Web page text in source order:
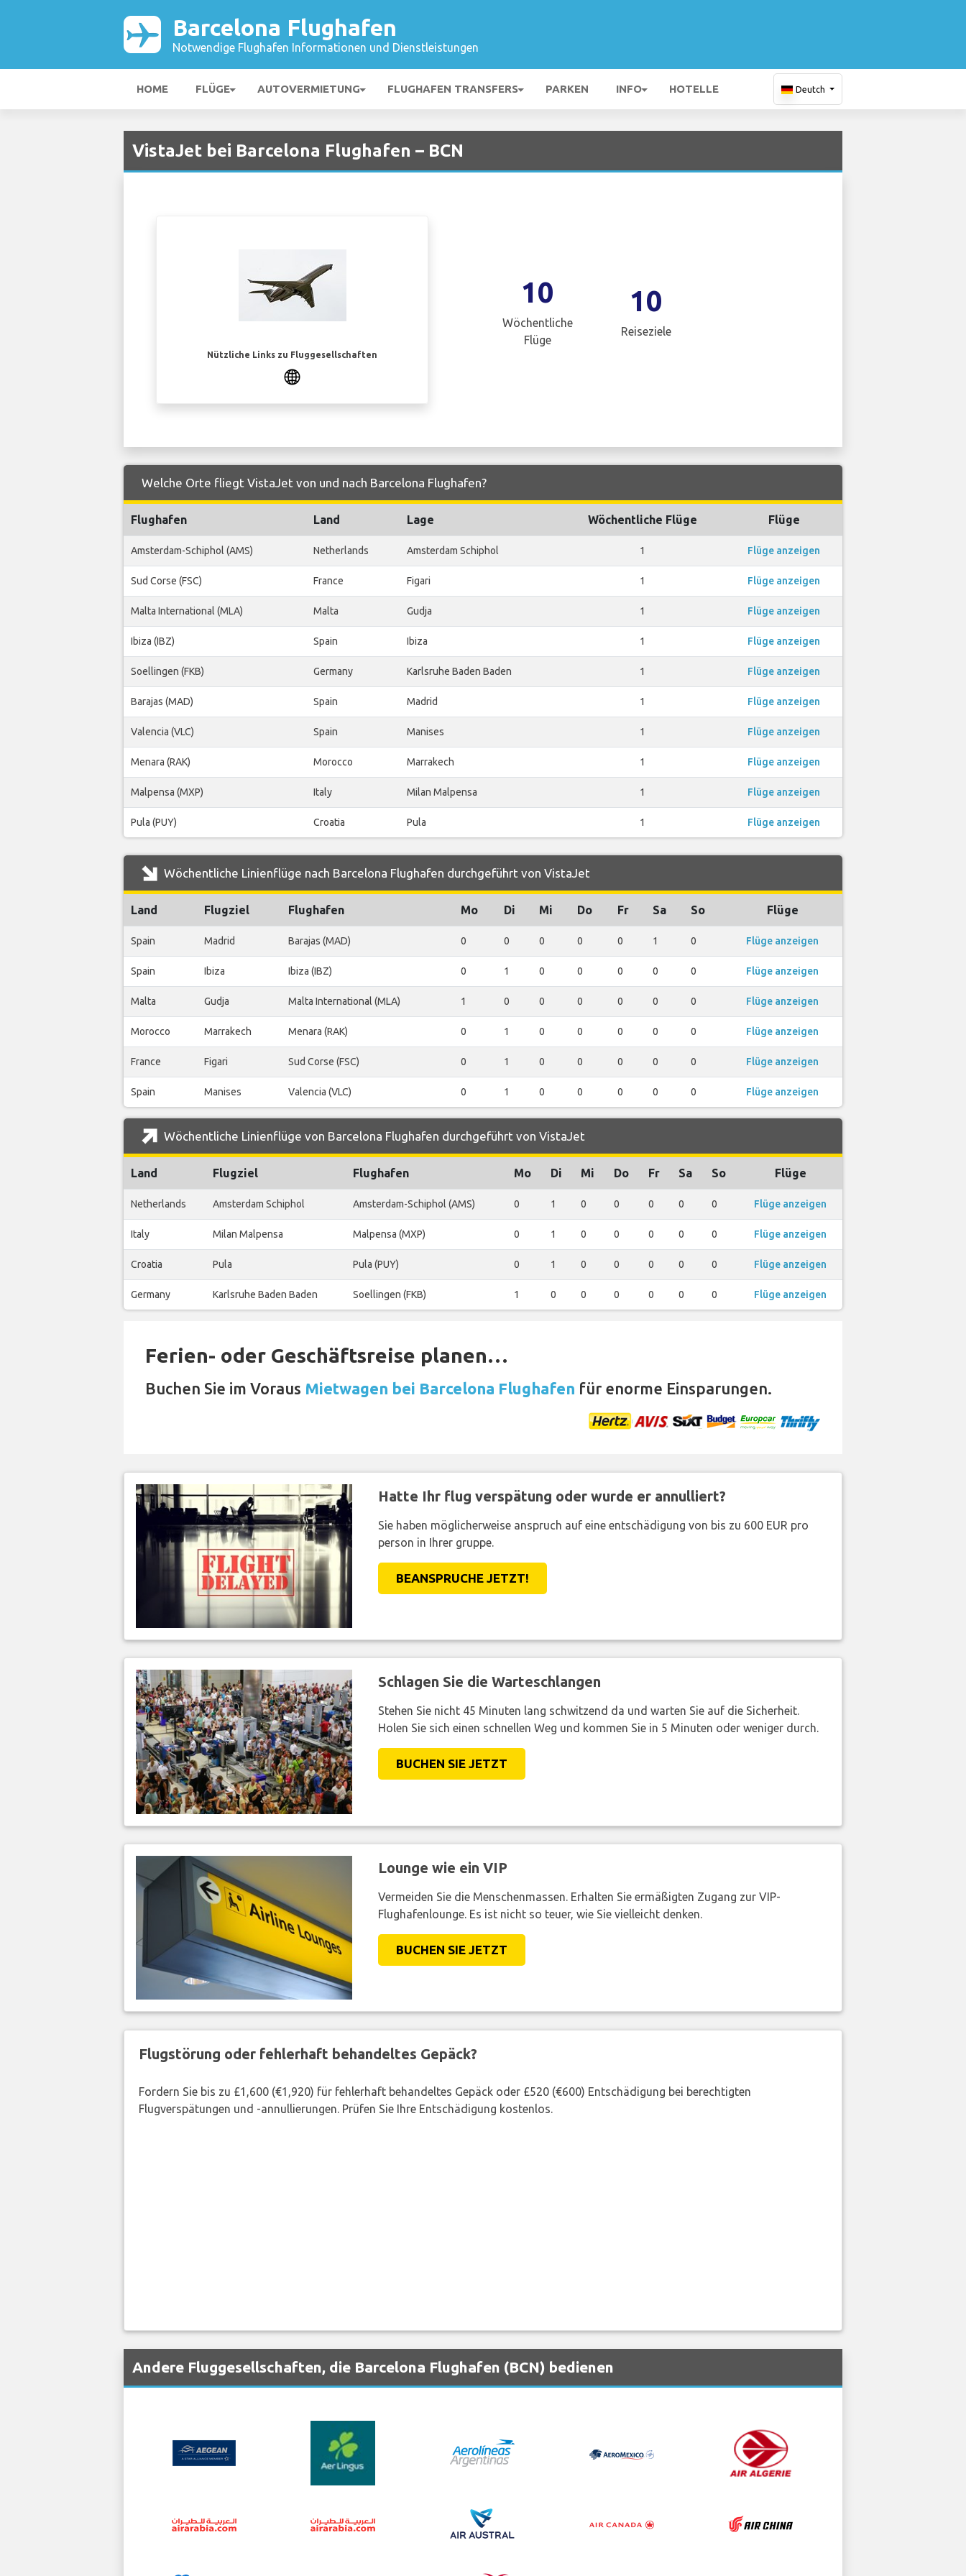
Barcelona Flughafen
Notwendige Flughafen Informationen und Dienstleistungen
HOME FLÜGE AUTOVERMIETUNG FLUGHAFEN TRANSFERS PARKEN INFO HOTELLE Deutch
VistaJet bei Barcelona Flughafen – BCN
Nützliche Links zu Fluggesellschaften
10
Wöchentliche
Flüge
10
Reiseziele
Welche Orte fliegt VistaJet von und nach Barcelona Flughafen?
Flughafen Land Lage Wöchentliche Flüge Flüge
Amsterdam-Schiphol (AMS) Netherlands Amsterdam Schiphol 1 Flüge anzeigen
Sud Corse (FSC) France Figari 1 Flüge anzeigen
Malta International (MLA) Malta Gudja 1 Flüge anzeigen
Ibiza (IBZ) Spain Ibiza 1 Flüge anzeigen
Soellingen (FKB) Germany Karlsruhe Baden Baden 1 Flüge anzeigen
Barajas (MAD) Spain Madrid 1 Flüge anzeigen
Valencia (VLC) Spain Manises 1 Flüge anzeigen
Menara (RAK) Morocco Marrakech 1 Flüge anzeigen
Malpensa (MXP) Italy Milan Malpensa 1 Flüge anzeigen
Pula (PUY) Croatia Pula 1 Flüge anzeigen
Wöchentliche Linienflüge nach Barcelona Flughafen durchgeführt von VistaJet
Land Flugziel Flughafen Mo Di Mi Do Fr Sa So Flüge
Spain Madrid Barajas (MAD) 0 0 0 0 0 1 0 Flüge anzeigen
Spain Ibiza Ibiza (IBZ) 0 1 0 0 0 0 0 Flüge anzeigen
Malta Gudja Malta International (MLA) 1 0 0 0 0 0 0 Flüge anzeigen
Morocco Marrakech Menara (RAK) 0 1 0 0 0 0 0 Flüge anzeigen
France Figari Sud Corse (FSC) 0 1 0 0 0 0 0 Flüge anzeigen
Spain Manises Valencia (VLC) 0 1 0 0 0 0 0 Flüge anzeigen
Wöchentliche Linienflüge von Barcelona Flughafen durchgeführt von VistaJet
Land Flugziel Flughafen Mo Di Mi Do Fr Sa So Flüge
Netherlands Amsterdam Schiphol Amsterdam-Schiphol (AMS) 0 1 0 0 0 0 0 Flüge anzeigen
Italy Milan Malpensa Malpensa (MXP) 0 1 0 0 0 0 0 Flüge anzeigen
Croatia Pula Pula (PUY) 0 1 0 0 0 0 0 Flüge anzeigen
Germany Karlsruhe Baden Baden Soellingen (FKB) 1 0 0 0 0 0 0 Flüge anzeigen
Ferien- oder Geschäftsreise planen…
Buchen Sie im Voraus Mietwagen bei Barcelona Flughafen für enorme Einsparungen.
Hatte Ihr flug verspätung oder wurde er annulliert?
Sie haben möglicherweise anspruch auf eine entschädigung von bis zu 600 EUR pro
person in Ihrer gruppe.
BEANSPRUCHE JETZT!
Schlagen Sie die Warteschlangen
Stehen Sie nicht 45 Minuten lang schwitzend da und warten Sie auf die Sicherheit.
Holen Sie sich einen schnellen Weg und kommen Sie in 5 Minuten oder weniger durch.
BUCHEN SIE JETZT
Lounge wie ein VIP
Vermeiden Sie die Menschenmassen. Erhalten Sie ermäßigten Zugang zur VIP-
Flughafenlounge. Es ist nicht so teuer, wie Sie vielleicht denken.
BUCHEN SIE JETZT
Flugstörung oder fehlerhaft behandeltes Gepäck?
Fordern Sie bis zu £1,600 (€1,920) für fehlerhaft behandeltes Gepäck oder £520 (€600) Entschädigung bei berechtigten
Flugverspätungen und -annullierungen. Prüfen Sie Ihre Entschädigung kostenlos.
Andere Fluggesellschaften, die Barcelona Flughafen (BCN) bedienen